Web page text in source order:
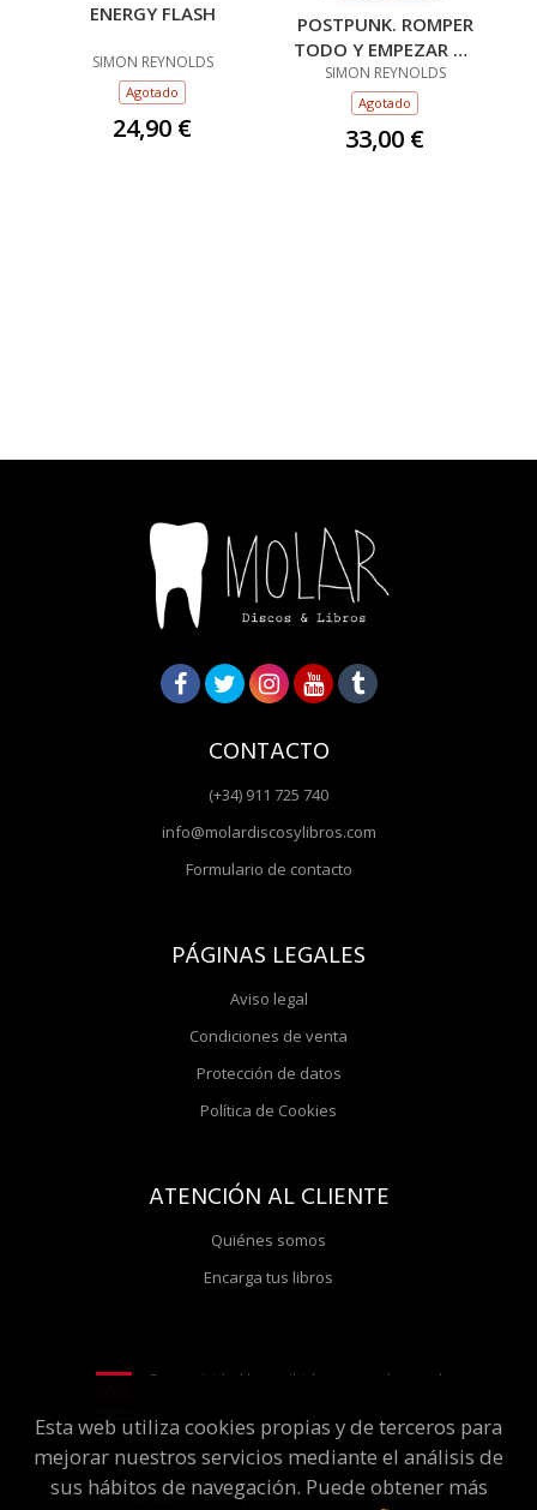
ENERGY FLASH
SIMON REYNOLDS
Agotado
24,90 €
POSTPUNK. ROMPER
TODO Y EMPEZAR DE
NUEVO
SIMON REYNOLDS
Agotado
33,00 €
CONTACTO
(+34) 911 725 740
info@molardiscosylibros.com
Formulario de contacto
PÁGINAS LEGALES
Aviso legal
Condiciones de venta
Protección de datos
Política de Cookies
ATENCIÓN AL CLIENTE
Quiénes somos
Encarga tus libros
Esta actividad ha recibido una ayuda para la
2026 ©Molar Discos y Libros. Todos los Derechos
Esta web utiliza cookies propias y de terceros para
mejorar nuestros servicios mediante el análisis de
sus hábitos de navegación. Puede obtener más